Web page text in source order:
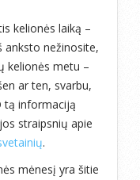
kelionės laiką –
anksto nežinosite,
kelionės metu –
ar ten, svarbu,
tą informaciją
straipsnių apie
.
mėnesį yra šitie